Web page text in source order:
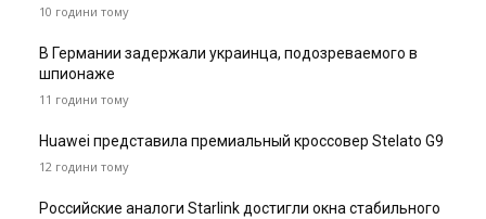
10 години тому
В Германии задержали украинца, подозреваемого в
шпионаже
11 години тому
Huawei представила премиальный кроссовер Stelato G9
12 години тому
Российские аналоги Starlink достигли окна стабильного